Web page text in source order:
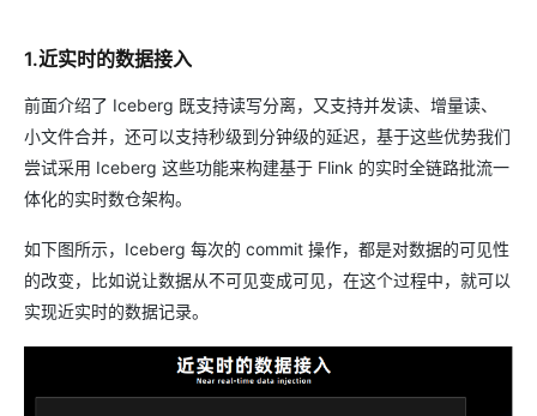
1.近实时的数据接入
前面介绍了 Iceberg 既支持读写分离，又支持并发读、增量读、
小文件合并，还可以支持秒级到分钟级的延迟，基于这些优势我们
尝试采用 Iceberg 这些功能来构建基于 Flink 的实时全链路批流一
体化的实时数仓架构。
如下图所示，Iceberg 每次的 commit 操作，都是对数据的可见性
的改变，比如说让数据从不可见变成可见，在这个过程中，就可以
实现近实时的数据记录。